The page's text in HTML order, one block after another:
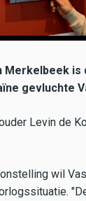
Merkelbeek
gevluchte
Levin de
wil